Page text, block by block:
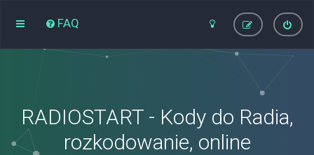
FAQ
RADIOSTART - Kody do Radia,
rozkodowanie, online